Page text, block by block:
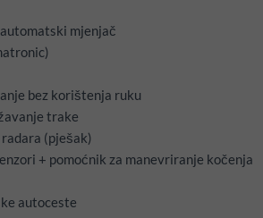
mjenjač
bez korištenja ruku
trake
(pješak)
+ pomoćnik za manevriranje kočenja
autoceste